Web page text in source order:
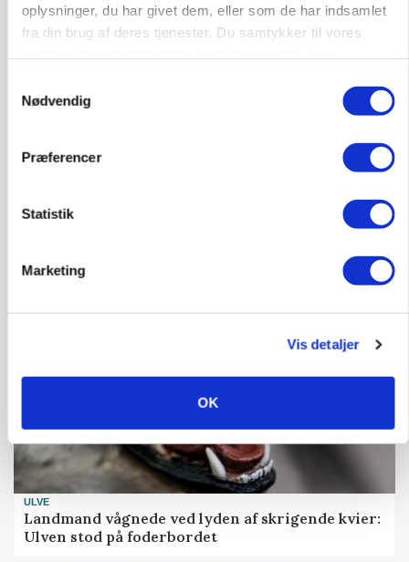
oplysninger, du har givet dem, eller som de har indsamlet
fra din brug af deres tjenester. Du samtykker til vores
Nødvendig
Præferencer
Statistik
Marketing
Vis detaljer
OK
ULVE
Landmand vågnede ved lyden af skrigende kvier:
Ulven stod på foderbordet